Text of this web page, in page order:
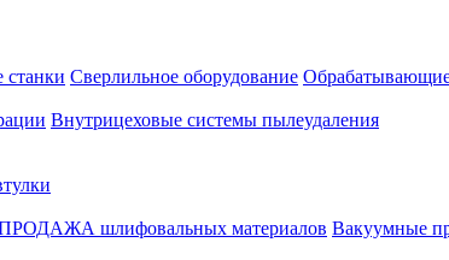
Сверлильное оборудование
Внутрицеховые системы пылеудаления
шлифовальных материалов Вакуумные